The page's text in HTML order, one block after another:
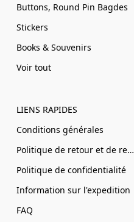
Buttons, Round Pin Bagdes
Stickers
Books & Souvenirs
Voir tout
LIENS RAPIDES
Conditions générales
Politique de retour et de remboursement
Politique de confidentialité
Information sur l'expedition
FAQ